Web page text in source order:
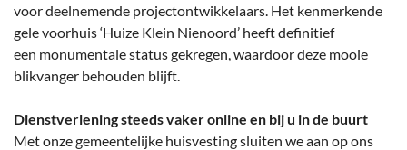
voor deelnemende projectontwikkelaars. Het kenmerkende
gele voorhuis ‘Huize Klein Nienoord’ heeft definitief
een monumentale status gekregen, waardoor deze mooie
blikvanger behouden blijft.
Dienstverlening steeds vaker online en bij u in de buurt
Met onze gemeentelijke huisvesting sluiten we aan op ons